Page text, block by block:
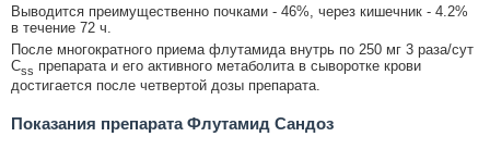
Выводится преимущественно почками - 46%, через кишечник - 4.2%
в течение 72 ч.
После многократного приема флутамида внутрь по 250 мг 3 раза/сут
Css препарата и его активного метаболита в сыворотке крови
достигается после четвертой дозы препарата.
Показания препарата Флутамид Сандоз